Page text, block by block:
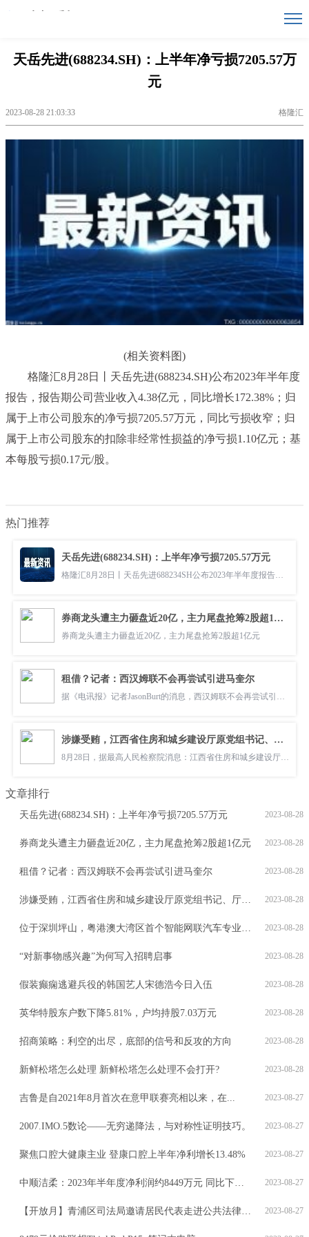
天岳先进(688234.SH)：上半年净亏损7205.57万
元
2023-08-28 21:03:33 格隆汇
(相关资料图)
格隆汇8月28日丨天岳先进(688234.SH)公布2023年半年度
报告，报告期公司营业收入4.38亿元，同比增长172.38%；归
属于上市公司股东的净亏损7205.57万元，同比亏损收窄；归
属于上市公司股东的扣除非经常性损益的净亏损1.10亿元；基
本每股亏损0.17元/股。
热门推荐
天岳先进(688234.SH)：上半年净亏损7205.57万元
格隆汇8月28日丨天岳先进688234SH公布2023年半年度报告报告期公司营业
券商龙头遭主力砸盘近20亿，主力尾盘抢筹2股超1亿元
券商龙头遭主力砸盘近20亿，主力尾盘抢筹2股超1亿元
租借？记者：西汉姆联不会再尝试引进马奎尔
涉嫌受贿，江西省住房和城乡建设厅原党组书记、厅长陈平被决定逮捕
8月28日，据最高人民检察院消息：江西省住房和城乡建设厅原党组书记、
文章排行
2023-08-28
天岳先进(688234.SH)：上半年净亏损7205.57万元
2023-08-28
券商龙头遭主力砸盘近20亿，主力尾盘抢筹2股超1亿元
2023-08-28
租借？记者：西汉姆联不会再尝试引进马奎尔
2023-08-28
涉嫌受贿，江西省住房和城乡建设厅原党组书记、厅长陈平被决定逮捕
2023-08-28
位于深圳坪山，粤港澳大湾区首个智能网联汽车专业试验场投用
2023-08-28
“对新事物感兴趣”为何写入招聘启事
2023-08-28
假装癫痫逃避兵役的韩国艺人宋德浩今日入伍
2023-08-28
英华特股东户数下降5.81%，户均持股7.03万元
2023-08-28
招商策略：利空的出尽，底部的信号和反攻的方向
2023-08-28
新鲜松塔怎么处理 新鲜松塔怎么处理不会打开?
2023-08-27
吉鲁是自2021年8月首次在意甲联赛亮相以来，在...
2023-08-27
2007.IMO.5数论——无穷递降法，与对称性证明技巧。
2023-08-27
聚焦口腔大健康主业 登康口腔上半年净利增长13.48%
2023-08-27
中顺洁柔：2023年半年度净利润约8449万元 同比下降62.88%
2023-08-27
【开放月】青浦区司法局邀请居民代表走进公共法律服务中心